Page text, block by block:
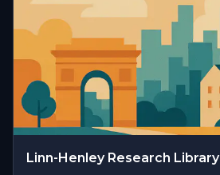
Linn-Henley Research Library